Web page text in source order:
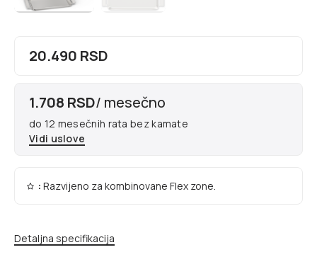
20.490 RSD
1.708 RSD/ mesečno
do 12 mesečnih rata bez kamate
Vidi uslove
: Razvijeno za kombinovane Flex zone.
Detaljna specifikacija